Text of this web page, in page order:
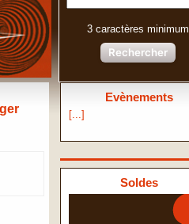
3 caractères minimum
Rechercher
Evènements
[...]
Soldes